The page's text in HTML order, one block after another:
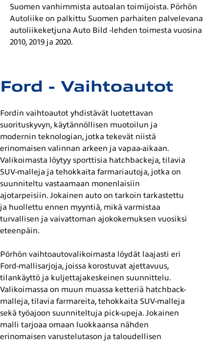
Ford - Vaihtoautot
Fordin vaihtoautot yhdistävät luotettavan
suorituskyvyn, käytännöllisen muotoilun ja
modernin teknologian, jotka tekevät niistä
erinomaisen valinnan arkeen ja vapaa-aikaan.
Valikoimasta löytyy sporttisia hatchbackeja, tilavia
SUV-malleja ja tehokkaita farmariautoja, jotka on
suunniteltu vastaamaan monenlaisiin
ajotarpeisiin. Jokainen auto on tarkoin tarkastettu
ja huollettu ennen myyntiä, mikä varmistaa
turvallisen ja vaivattoman ajokokemuksen vuosiksi
eteenpäin.
Pörhön vaihtoautovalikoimasta löydät laajasti eri
Ford-mallisarjoja, joissa korostuvat ajettavuus,
tilankäyttö ja kuljettajakeskeinen suunnittelu.
Valikoimassa on muun muassa ketteriä hatchback-
malleja, tilavia farmareita, tehokkaita SUV-malleja
sekä työajoon suunniteltuja pick-upeja. Jokainen
malli tarjoaa omaan luokkaansa nähden
erinomaisen varustelutason ja taloudellisen
Suomen vanhimmista autoalan toimijoista. Pörhön
Autoliike on palkittu Suomen parhaiten palvelevana
autoliikeketjuna Auto Bild -lehden toimesta vuosina
2010, 2019 ja 2020.